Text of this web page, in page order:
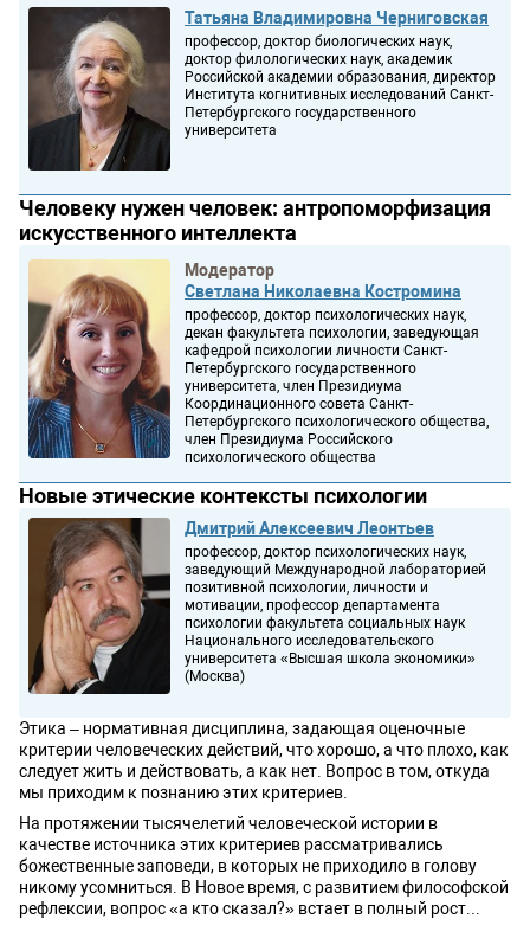
Татьяна Владимировна Черниговская
профессор, доктор биологических наук,
доктор филологических наук, академик
Российской академии образования, директор
Института когнитивных исследований Санкт-
Петербургского государственного
университета
Человеку нужен человек: антропоморфизация
искусственного интеллекта
Модератор
Светлана Николаевна Костромина
профессор, доктор психологических наук,
декан факультета психологии, заведующая
кафедрой психологии личности Санкт-
Петербургского государственного
университета, член Президиума
Координационного совета Санкт-
Петербургского психологического общества,
член Президиума Российского
психологического общества
Новые этические контексты психологии
Дмитрий Алексеевич Леонтьев
профессор, доктор психологических наук,
заведующий Международной лабораторией
позитивной психологии, личности и
мотивации, профессор департамента
психологии факультета социальных наук
Национального исследовательского
университета «Высшая школа экономики»
(Москва)
Этика – нормативная дисциплина, задающая оценочные
критерии человеческих действий, что хорошо, а что плохо, как
следует жить и действовать, а как нет. Вопрос в том, откуда
мы приходим к познанию этих критериев.
На протяжении тысячелетий человеческой истории в
качестве источника этих критериев рассматривались
божественные заповеди, в которых не приходило в голову
никому усомниться. В Новое время, с развитием философской
рефлексии, вопрос «а кто сказал?» встает в полный рост...